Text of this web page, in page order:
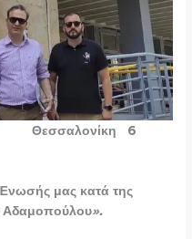
6
μας κατά της
Αδαμοπούλου».